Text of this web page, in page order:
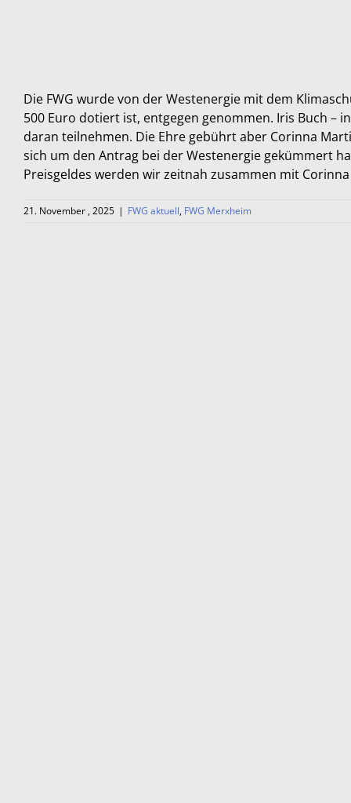
Die FWG wurde von der Westenergie mit dem
500 Euro dotiert ist, entgegen genommen. Iris Buch –
daran teilnehmen. Die Ehre gebührt aber Corinna
sich um den Antrag bei der Westenergie gekümmert
Preisgeldes werden wir zeitnah zusammen mit
21. November , 2025 | FWG aktuell, FWG Merxheim